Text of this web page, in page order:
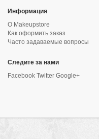
Информация
О Makeupstore
Как оформить заказ
Часто задаваемые вопросы
Следите за нами
Facebook Twitter Google+